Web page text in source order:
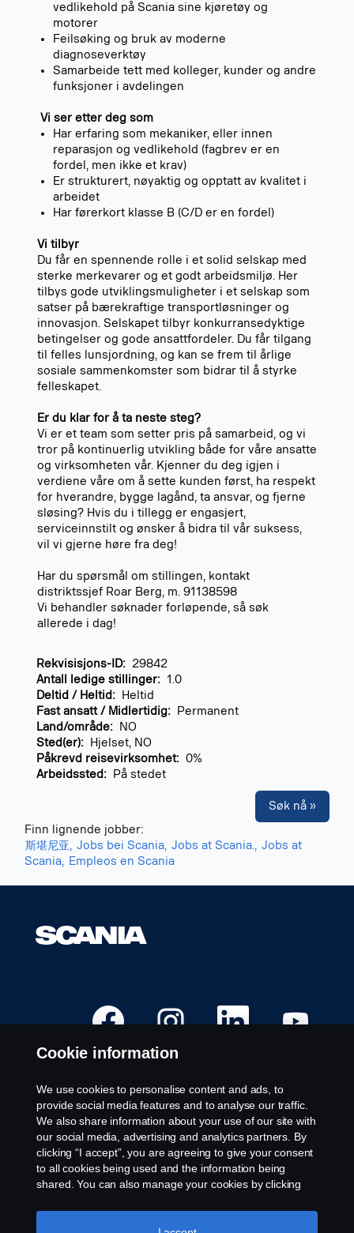
vedlikehold på Scania sine kjøretøy og
motorer
Feilsøking og bruk av moderne
diagnoseverktøy
Samarbeide tett med kolleger, kunder og andre
funksjoner i avdelingen
Vi ser etter deg som
Har erfaring som mekaniker, eller innen
reparasjon og vedlikehold (fagbrev er en
fordel, men ikke et krav)
Er strukturert, nøyaktig og opptatt av kvalitet i
arbeidet
Har førerkort klasse B (C/D er en fordel)
Vi tilbyr
Du får en spennende rolle i et solid selskap med
sterke merkevarer og et godt arbeidsmiljø. Her
tilbys gode utviklingsmuligheter i et selskap som
satser på bærekraftige transportløsninger og
innovasjon. Selskapet tilbyr konkurransedyktige
betingelser og gode ansattfordeler. Du får tilgang
til felles lunsjordning, og kan se frem til årlige
sosiale sammenkomster som bidrar til å styrke
felleskapet.
Er du klar for å ta neste steg?
Vi er et team som setter pris på samarbeid, og vi
tror på kontinuerlig utvikling både for våre ansatte
og virksomheten vår. Kjenner du deg igjen i
verdiene våre om å sette kunden først, ha respekt
for hverandre, bygge lagånd, ta ansvar, og fjerne
sløsing? Hvis du i tillegg er engasjert,
serviceinnstilt og ønsker å bidra til vår suksess,
vil vi gjerne høre fra deg!
Har du spørsmål om stillingen, kontakt
distriktssjef Roar Berg, m. 91138598
Vi behandler søknader forløpende, så søk
allerede i dag!
Rekvisisjons-ID: 29842
Antall ledige stillinger: 1.0
Deltid / Heltid: Heltid
Fast ansatt / Midlertidig: Permanent
Land/område: NO
Sted(er): Hjelset, NO
Påkrevd reisevirksomhet: 0%
Arbeidssted: På stedet
Søk nå »
Finn lignende jobber:
斯堪尼亚, Jobs bei Scania, Jobs at Scania., Jobs at
Scania, Empleos en Scania
p
n
s
n
y
t
t
f
a
e
a
p
n
s
i
n
y
t
t
f
a
n
e
a
Å
n
n
y
t
t
f
a
e
a
n
t
n
y
t
t
f
a
e
a
Ledige stillinger
Steder
Kontakt oss
Om Scania
Juridisk merknad
Cookie information
We use cookies to personalise content and ads, to
provide social media features and to analyse our traffic.
We also share information about your use of our site with
our social media, advertising and analytics partners. By
clicking “I accept”, you are agreeing to give your consent
to all cookies being used and the information being
shared. You can also manage your cookies by clicking
like to accept. For a more detailed explanation of how we